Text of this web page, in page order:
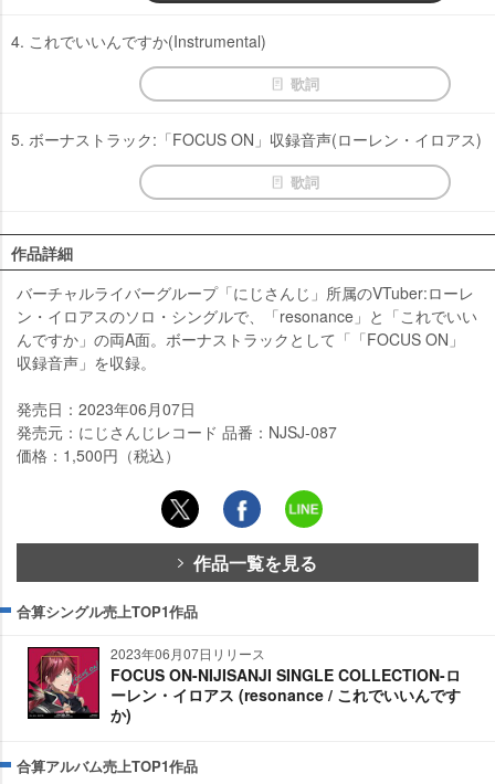
4. これでいいんですか(Instrumental)
歌詞
5. ボーナストラック:「FOCUS ON」収録音声(ローレン・イロアス)
歌詞
作品詳細
バーチャルライバーグループ「にじさんじ」所属のVTuber:ローレ
ン・イロアスのソロ・シングルで、「resonance」と「これでいい
んですか」の両A面。ボーナストラックとして「「FOCUS ON」
収録音声」を収録。
発売日：2023年06月07日
発売元：にじさんじレコード 品番：NJSJ-087
価格：1,500円（税込）
作品一覧を見る
合算シングル売上TOP1作品
2023年06月07日リリース
FOCUS ON-NIJISANJI SINGLE COLLECTION-ロ
ーレン・イロアス (resonance / これでいいんです
か)
合算アルバム売上TOP1作品